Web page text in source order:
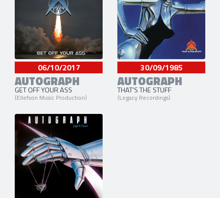
06/10/2017
AUTOGRAPH
GET OFF YOUR ASS
(Ellefson Music Production)
30/09/1985
AUTOGRAPH
THAT'S THE STUFF
(Legacy Recordings)